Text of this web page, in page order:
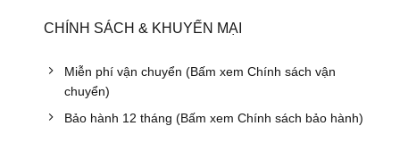
CHÍNH SÁCH & KHUYẾN MẠI
Miễn phí vận chuyển (Bấm xem Chính sách vận
chuyển)
Bảo hành 12 tháng (Bấm xem Chính sách bảo hành)